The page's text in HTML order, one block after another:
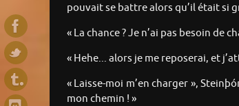
pouvait se battre alors qu’il était si
« La chance ? Je n’ai pas besoin de
« Hehe... alors je me reposerai, et
« Laisse-moi m’en charger »,
mon chemin ! »